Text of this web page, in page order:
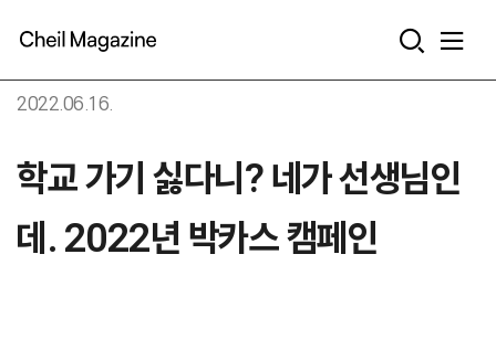
2022.06.16.
학교 가기 싫다니? 네가 선생님인
데. 2022년 박카스 캠페인